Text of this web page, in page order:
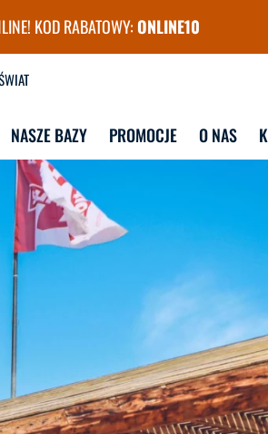
KOD RABATOWY:ONLINE10
DLA DOROSŁYCH
GRUPOWE
30+
INDYWIDUALNE
INDYWIDUALNE
INSTRUKTORSKI
ZAGRANICZNE NA
WINDSURFING
ZAGRANICZNE NA
WINGFOILA
WYJAZDY
NASZE BAZY PROMOCJE O NAS